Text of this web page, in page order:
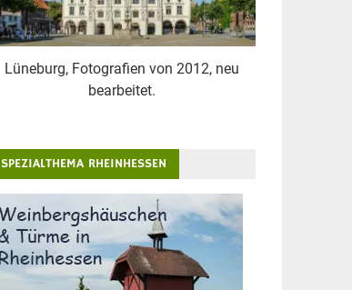
Lüneburg, Fotografien von 2012, neu
bearbeitet.
SPEZIALTHEMA RHEINHESSEN